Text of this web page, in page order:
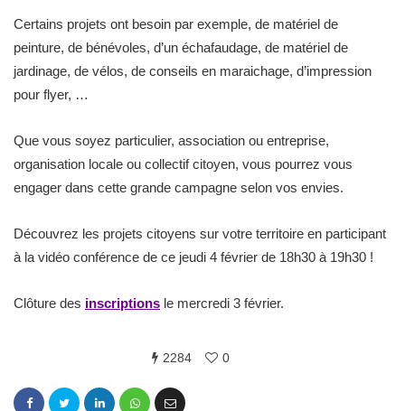
Certains projets ont besoin par exemple, de matériel de
peinture, de bénévoles, d’un échafaudage, de matériel de
jardinage, de vélos, de conseils en maraichage, d’impression
pour flyer, …
Que vous soyez particulier, association ou entreprise,
organisation locale ou collectif citoyen, vous pourrez vous
engager dans cette grande campagne selon vos envies.
Découvrez les projets citoyens sur votre territoire en participant
à la vidéo conférence de ce jeudi 4 février de 18h30 à 19h30 !
Clôture des inscriptions le mercredi 3 février.
2284 0